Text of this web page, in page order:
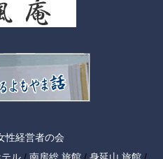
性経営者の会